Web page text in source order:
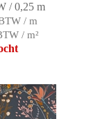
/ 0,25 m
/ m
/ m²